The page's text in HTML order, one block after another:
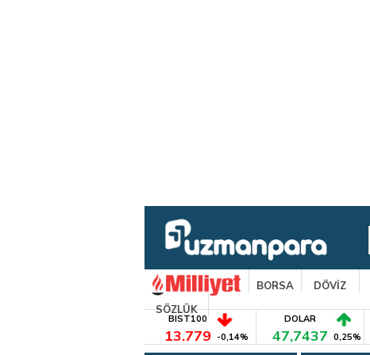
BORSA DÖVİZ
SÖZLÜK
BIST100
13.779 -0,14%
DOLAR
47,7437 0,25%